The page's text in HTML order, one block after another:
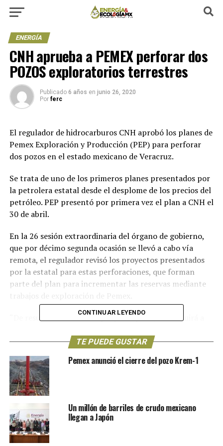
ENERGÍA
CNH aprueba a PEMEX perforar dos
POZOS exploratorios terrestres
Publicado 6 años en junio 26, 2020
Por ferc
El regulador de hidrocarburos CNH aprobó los planes de
Pemex Exploración y Producción (PEP) para perforar
dos pozos en el estado mexicano de Veracruz.
Se trata de uno de los primeros planes presentados por
la petrolera estatal desde el desplome de los precios del
petróleo. PEP presentó por primera vez el plan a CNH el
30 de abril.
En la 26 sesión extraordinaria del órgano de gobierno,
que por décimo segunda ocasión se llevó a cabo vía
remota, el regulador revisó los proyectos presentados
por la estatal para estas perforaciones, que forman
parte del plan para incrementar las reservas mediante
“De resultar exitoso este proyecto pozo, contribuirá a
dentro del alineamiento productor del Campo Ixachi”,
detallaron durante la sesión del órgano de gobierno.
CONTINUAR LEYENDO
TE PUEDE GUSTAR
Pemex anunció el cierre del pozo Krem-1
Un millón de barriles de crudo mexicano
llegan a Japón